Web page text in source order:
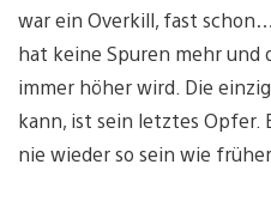
war ein Overkill, fast schon…
hat keine Spuren mehr und
immer höher wird. Die
kann, ist sein letztes Opfer.
nie wieder so sein wie früher.